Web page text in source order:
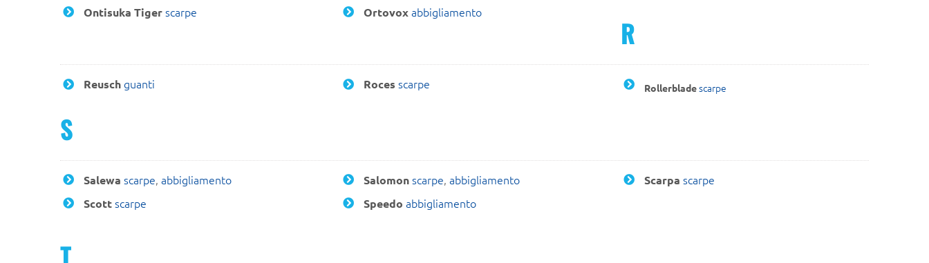
Ontisuka Tiger scarpe Ortovoxabbigliamento
R
Reusch guanti Roces scarpe Rollerbladescarpe
S
Salewa scarpe, abbigliamento
Scott scarpe
Salomonscarpe,abbigliamento
Speedo abbigliamento
Scarpa scarpe